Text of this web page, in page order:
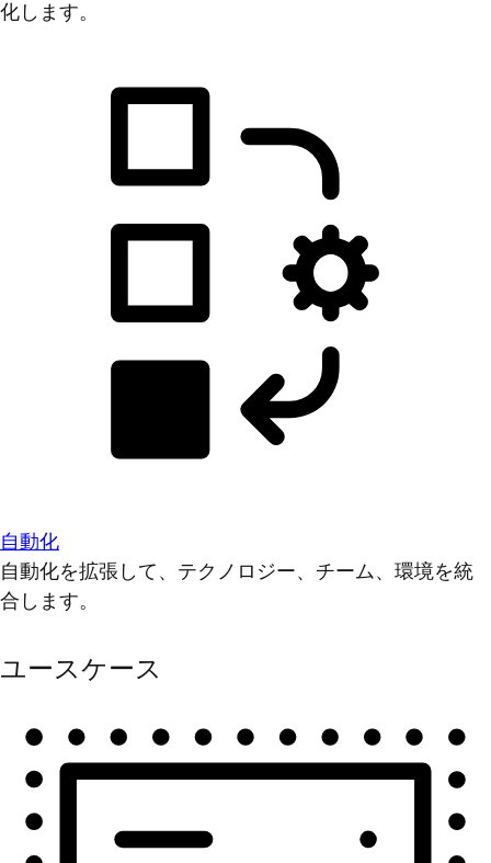
化します。
自動化
自動化を拡張して、テクノロジー、チーム、環境を統
合します。
ユースケース